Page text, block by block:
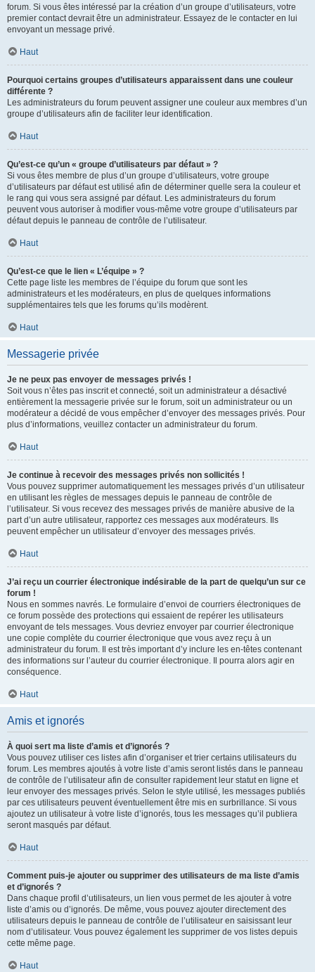
forum. Si vous êtes intéressé par la création d’un groupe d’utilisateurs, votre
premier contact devrait être un administrateur. Essayez de le contacter en lui
envoyant un message privé.
Haut
Pourquoi certains groupes d’utilisateurs apparaissent dans une couleur
différente ?
Les administrateurs du forum peuvent assigner une couleur aux membres d’un
groupe d’utilisateurs afin de faciliter leur identification.
Haut
Qu’est-ce qu’un « groupe d’utilisateurs par défaut » ?
Si vous êtes membre de plus d’un groupe d’utilisateurs, votre groupe
d’utilisateurs par défaut est utilisé afin de déterminer quelle sera la couleur et
le rang qui vous sera assigné par défaut. Les administrateurs du forum
peuvent vous autoriser à modifier vous-même votre groupe d’utilisateurs par
défaut depuis le panneau de contrôle de l’utilisateur.
Haut
Qu’est-ce que le lien « L’équipe » ?
Cette page liste les membres de l’équipe du forum que sont les
administrateurs et les modérateurs, en plus de quelques informations
supplémentaires tels que les forums qu’ils modèrent.
Haut
Messagerie privée
Je ne peux pas envoyer de messages privés !
Soit vous n’êtes pas inscrit et connecté, soit un administrateur a désactivé
entièrement la messagerie privée sur le forum, soit un administrateur ou un
modérateur a décidé de vous empêcher d’envoyer des messages privés. Pour
plus d’informations, veuillez contacter un administrateur du forum.
Haut
Je continue à recevoir des messages privés non sollicités !
Vous pouvez supprimer automatiquement les messages privés d’un utilisateur
en utilisant les règles de messages depuis le panneau de contrôle de
l’utilisateur. Si vous recevez des messages privés de manière abusive de la
part d’un autre utilisateur, rapportez ces messages aux modérateurs. Ils
peuvent empêcher un utilisateur d’envoyer des messages privés.
Haut
J’ai reçu un courrier électronique indésirable de la part de quelqu’un sur ce
forum !
Nous en sommes navrés. Le formulaire d’envoi de courriers électroniques de
ce forum possède des protections qui essaient de repérer les utilisateurs
envoyant de tels messages. Vous devriez envoyer par courrier électronique
une copie complète du courrier électronique que vous avez reçu à un
administrateur du forum. Il est très important d’y inclure les en-têtes contenant
des informations sur l’auteur du courrier électronique. Il pourra alors agir en
conséquence.
Haut
Amis et ignorés
À quoi sert ma liste d’amis et d’ignorés ?
Vous pouvez utiliser ces listes afin d’organiser et trier certains utilisateurs du
forum. Les membres ajoutés à votre liste d’amis seront listés dans le panneau
de contrôle de l’utilisateur afin de consulter rapidement leur statut en ligne et
leur envoyer des messages privés. Selon le style utilisé, les messages publiés
par ces utilisateurs peuvent éventuellement être mis en surbrillance. Si vous
ajoutez un utilisateur à votre liste d’ignorés, tous les messages qu’il publiera
seront masqués par défaut.
Haut
Comment puis-je ajouter ou supprimer des utilisateurs de ma liste d’amis
et d’ignorés ?
Dans chaque profil d’utilisateurs, un lien vous permet de les ajouter à votre
liste d’amis ou d’ignorés. De même, vous pouvez ajouter directement des
utilisateurs depuis le panneau de contrôle de l’utilisateur en saisissant leur
nom d’utilisateur. Vous pouvez également les supprimer de vos listes depuis
cette même page.
Haut